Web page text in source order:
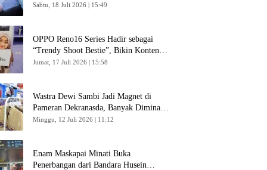
Sabtu, 18 Juli 2026 | 15:49
OPPO Reno16 Series Hadir sebagai
“Trendy Shoot Bestie”, Bikin Konten
Kreator Makin Betah
Jumat, 17 Juli 2026 | 15:58
Wastra Dewi Sambi Jadi Magnet di
Pameran Dekranasda, Banyak Diminati
Pengunjung
Minggu, 12 Juli 2026 | 11:12
Enam Maskapai Minati Buka
Penerbangan dari Bandara Husein